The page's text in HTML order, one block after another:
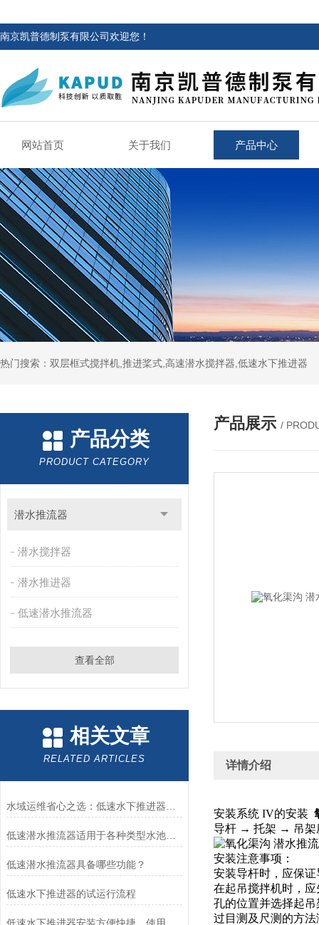
南京凯普德制泵有限公司欢迎您！
网站首页 关于我们 产品中心
热门搜索：双层框式搅拌机,推进桨式,高速潜水搅拌器,低速水下推进器
产品分类
PRODUCT CATEGORY
潜水推流器
潜水搅拌器
潜水推进器
低速潜水推流器
查看全部
相关文章
RELATED ARTICLES
低速潜水推流器适用于各种类型水池的表现
低速潜水推流器具备哪些功能？
低速水下推进器的试运行流程
产品展示 /
详情介绍
安装系统 IV的安装
导杆 → 托架 → 吊架
安装注意事项：
安装导杆时，应保证
在起吊搅拌机时，
孔的位置并选择起
过目测及尺测的方